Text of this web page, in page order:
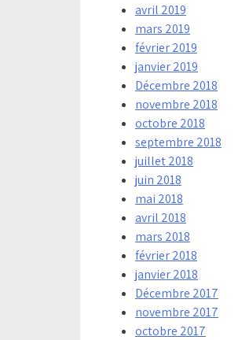
avril 2019
mars 2019
février 2019
janvier 2019
Décembre 2018
novembre 2018
octobre 2018
septembre 2018
juillet 2018
juin 2018
mai 2018
avril 2018
mars 2018
février 2018
janvier 2018
Décembre 2017
novembre 2017
octobre 2017